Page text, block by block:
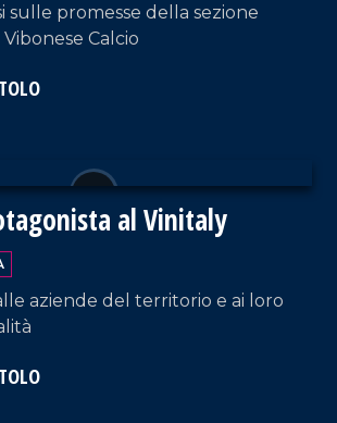
sulle promesse della sezione
Calcio
al Vinitaly
aziende del territorio e ai loro